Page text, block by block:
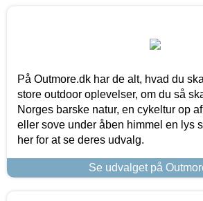
På Outmore.dk har de alt, hvad du
store outdoor oplevelser, om du så
Norges barske natur, en cykeltur op
eller sove under åben himmel en lys
her for at se deres udvalg.
Se udvalget på